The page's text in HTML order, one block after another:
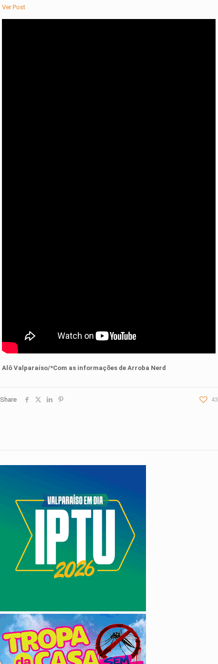
Ver Post
Alô Valparaíso/*Com as informações de Arroba Nerd
Share 43